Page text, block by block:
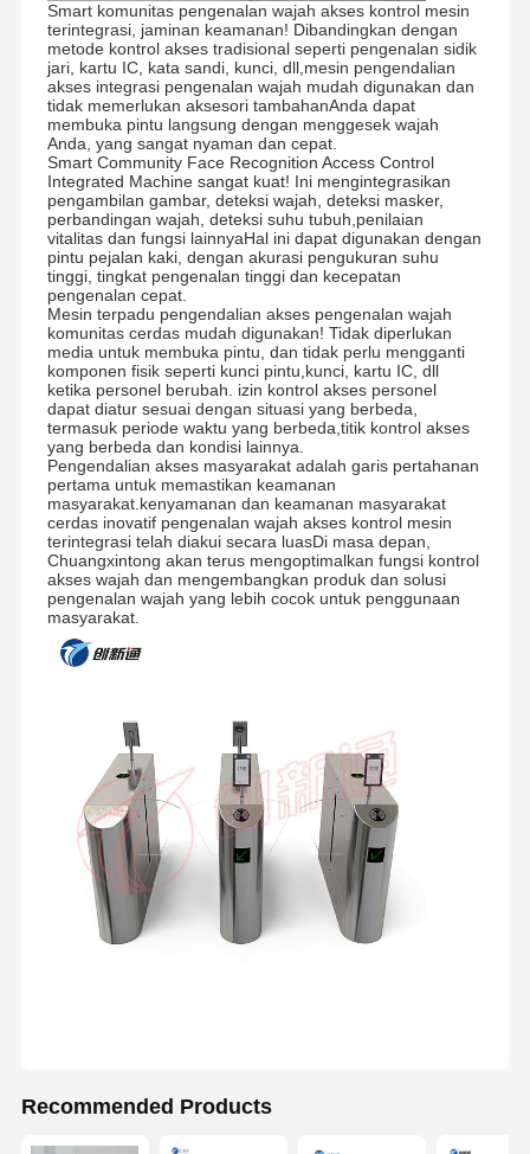
Smart komunitas pengenalan wajah akses kontrol mesin
terintegrasi, jaminan keamanan! Dibandingkan dengan
metode kontrol akses tradisional seperti pengenalan sidik
jari, kartu IC, kata sandi, kunci, dll,mesin pengendalian
akses integrasi pengenalan wajah mudah digunakan dan
tidak memerlukan aksesori tambahanAnda dapat
membuka pintu langsung dengan menggesek wajah
Anda, yang sangat nyaman dan cepat.
Smart Community Face Recognition Access Control
Integrated Machine sangat kuat! Ini mengintegrasikan
pengambilan gambar, deteksi wajah, deteksi masker,
perbandingan wajah, deteksi suhu tubuh,penilaian
vitalitas dan fungsi lainnyaHal ini dapat digunakan dengan
pintu pejalan kaki, dengan akurasi pengukuran suhu
tinggi, tingkat pengenalan tinggi dan kecepatan
pengenalan cepat.
Mesin terpadu pengendalian akses pengenalan wajah
komunitas cerdas mudah digunakan! Tidak diperlukan
media untuk membuka pintu, dan tidak perlu mengganti
komponen fisik seperti kunci pintu,kunci, kartu IC, dll
ketika personel berubah. izin kontrol akses personel
dapat diatur sesuai dengan situasi yang berbeda,
termasuk periode waktu yang berbeda,titik kontrol akses
yang berbeda dan kondisi lainnya.
Pengendalian akses masyarakat adalah garis pertahanan
pertama untuk memastikan keamanan
masyarakat.kenyamanan dan keamanan masyarakat
cerdas inovatif pengenalan wajah akses kontrol mesin
terintegrasi telah diakui secara luasDi masa depan,
Chuangxintong akan terus mengoptimalkan fungsi kontrol
akses wajah dan mengembangkan produk dan solusi
pengenalan wajah yang lebih cocok untuk penggunaan
masyarakat.
Recommended Products